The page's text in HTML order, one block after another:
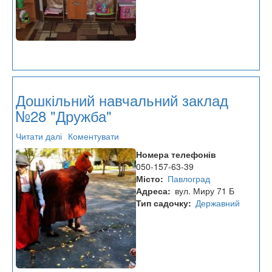
Дошкільний навчальний заклад
№28 "Дружба"
Читати далі про
Дошкільний
навчальний
заклад
№28
"Дружба"
Коментувати
Номера телефонів
050-157-63-39
Місто
Павлоград
Адреса
вул. Миру 71 Б
Тип садочку Державний